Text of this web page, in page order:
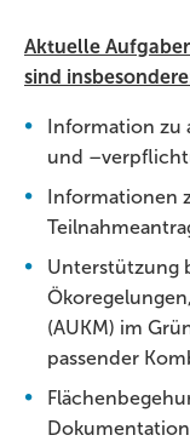
Aktuelle
sind
Information zu
und
Informationen
Unterstützung
(AUKM) im
passender
Dokumentation